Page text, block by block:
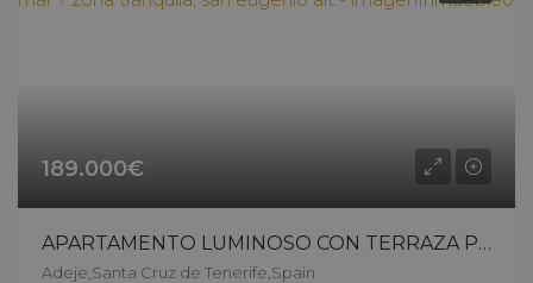
189.000€
APARTAMENTO LUMINOSO CON TERRAZA PRIVADA Y VISTAS AL MAR ? ZONA TRANQUILA, SAN EUGENIO ALT – 13303ck226
Adeje,Santa Cruz de Tenerife,Spain